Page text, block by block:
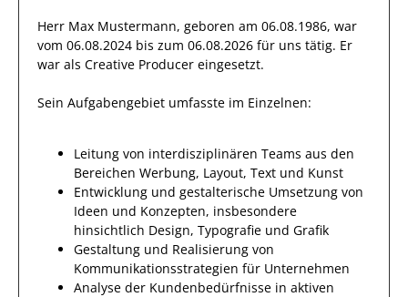
Herr Max Mustermann, geboren am 06.08.1986, war
vom 06.08.2024 bis zum 06.08.2026 für uns tätig. Er
war als Creative Producer eingesetzt.
Sein Aufgabengebiet umfasste im Einzelnen:
Leitung von interdisziplinären Teams aus den
Bereichen Werbung, Layout, Text und Kunst
Entwicklung und gestalterische Umsetzung von
Ideen und Konzepten, insbesondere
hinsichtlich Design, Typografie und Grafik
Gestaltung und Realisierung von
Kommunikationsstrategien für Unternehmen
Analyse der Kundenbedürfnisse in aktiven